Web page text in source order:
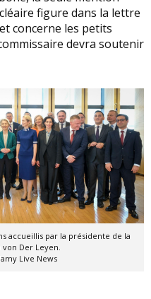
figure dans la lettre
concerne les petits
devra soutenir
accueillis par la présidente de la
Der Leyen.
Live News